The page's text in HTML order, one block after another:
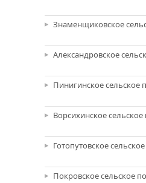
Знаменщиковское
Александровское
Пинигинское сельское
Ворсихинское
Готопутовское
Покровское сельское